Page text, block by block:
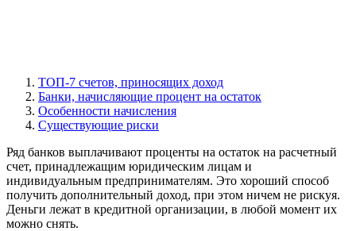
ТОП-7 счетов, приносящих доход
Банки, начисляющие процент на остаток
Особенности начисления
Существующие риски
Ряд банков выплачивают проценты на остаток на расчетный
счет, принадлежащим юридическим лицам и
индивидуальным предпринимателям. Это хороший способ
получить дополнительный доход, при этом ничем не рискуя.
Деньги лежат в кредитной организации, в любой момент их
можно снять.